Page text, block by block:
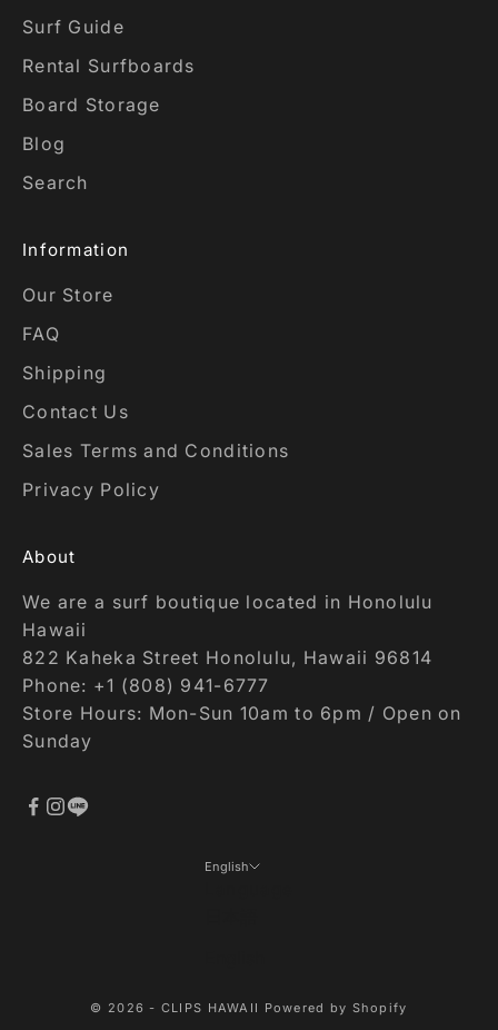
Surf Guide
Rental Surfboards
Board Storage
Blog
Search
Information
Our Store
FAQ
Shipping
Contact Us
Sales Terms and Conditions
Privacy Policy
About
We are a surf boutique located in Honolulu
Hawaii
822 Kaheka Street Honolulu, Hawaii 96814
Phone: +1 (808) 941-6777
Store Hours: Mon-Sun 10am to 6pm / Open on
Sunday
English
© 2026 - CLIPS HAWAII Powered by Shopify